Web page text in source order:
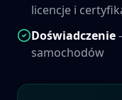
licencje i
Doświadczenie
samochodów